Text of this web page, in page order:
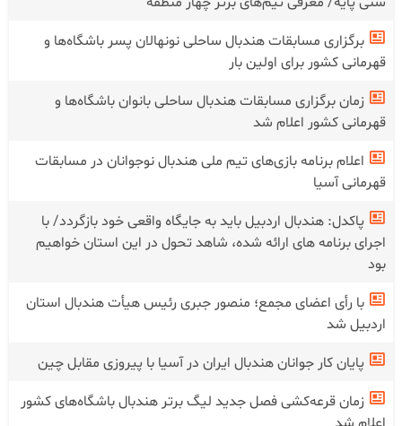
برگزاری مسابقات هندبال ساحلی نونهالان پسر باشگاه‌ها و
قهرمانی کشور برای اولین بار
زمان برگزاری مسابقات هندبال ساحلی بانوان باشگاه‌ها و
قهرمانی کشور اعلام شد
اعلام برنامه بازی‌های تیم ملی هندبال نوجوانان در مسابقات
قهرمانی آسیا
پاکدل: هندبال اردبیل باید به جایگاه واقعی خود بازگردد/ با
اجرای برنامه های ارائه شده، شاهد تحول در این استان خواهیم
بود
با رأی اعضای مجمع؛ منصور جبری رئیس هیأت هندبال استان
اردبیل شد
پایان کار جوانان هندبال ایران در آسیا با پیروزی مقابل چین
زمان قرعه‌کشی فصل جدید لیگ برتر هندبال باشگاه‌های کشور